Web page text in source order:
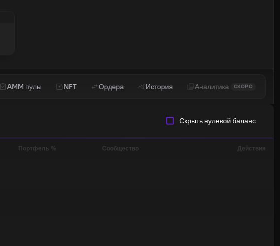
AMM пулы NFT Ордера История Аналитика СКОРО
Скрыть нулевой баланс
Портфель % Сообщество Действия